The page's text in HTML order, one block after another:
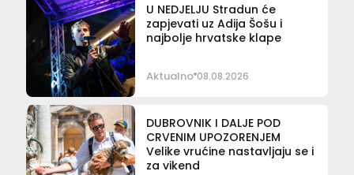
U NEDJELJU Stradun će
zapjevati uz Adija Šošu i
najbolje hrvatske klape
Aktualno 08.08.2026
DUBROVNIK I DALJE POD
CRVENIM UPOZORENJEM
Velike vrućine nastavljaju se i
za vikend